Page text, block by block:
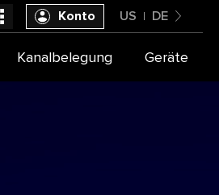
States
US DE
Konto
Kanalbelegung Geräte